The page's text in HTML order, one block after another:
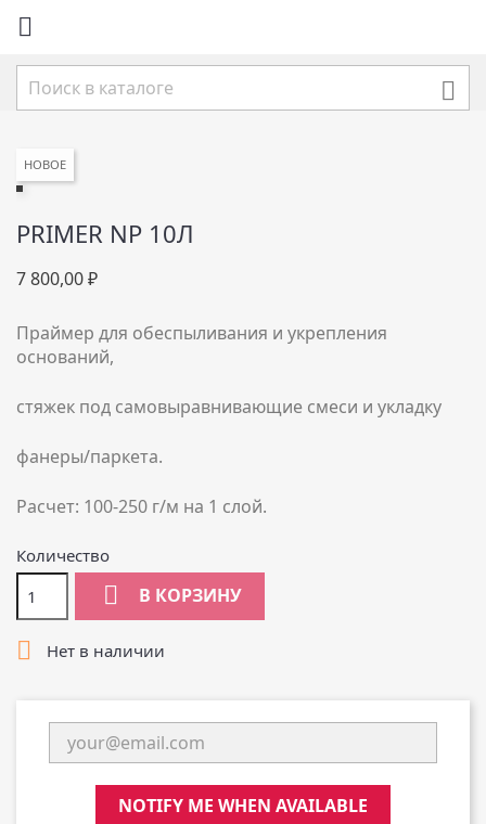


НОВОЕ
PRIMER NP 10Л
7 800,00 ₽
Праймер для обеспыливания и укрепления
оснований,
стяжек под самовыравнивающие смеси и укладку
фанеры/паркета.
Расчет: 100-250 г/м на 1 слой.
Количество
 В КОРЗИНУ
 Нет в наличии
NOTIFY ME WHEN AVAILABLE